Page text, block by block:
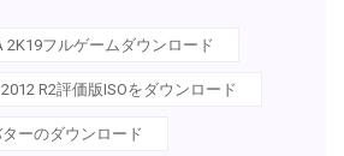
2K19フルゲームダウンロード
R2評価版ISOをダウンロード
ーのダウンロード